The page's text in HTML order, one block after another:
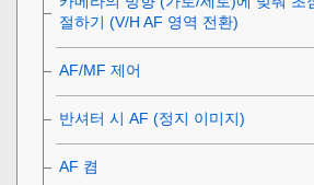
절하기 (V/H AF 영역 전환)
AF/MF 제어
반셔터 시 AF (정지 이미지)
AF 켬